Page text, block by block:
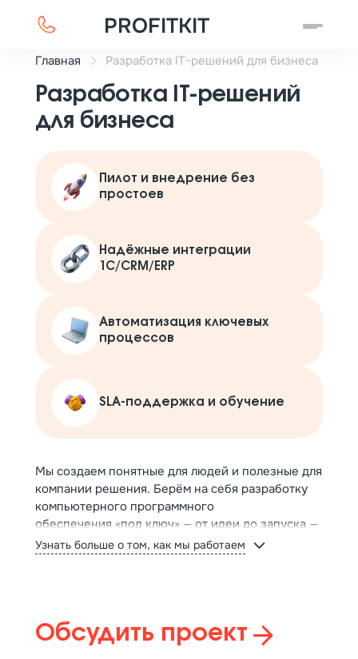
PROFITKIT
Главная Разработка IT-решений для бизнеса
Разработка IT-решений
для бизнеса
Пилот и внедрение без
простоев
Надёжные интеграции
1С/CRM/ERP
Автоматизация ключевых
процессов
SLA‑поддержка и обучение
Мы создаем понятные для людей и полезные для
компании решения. Берём на себя разработку
компьютерного программного
обеспечения «под ключ» — от идеи до запуска —
и превращаем хаотичные процессы в
работающие решения.
потом архитектура и план. Бюджеты —
прозрачные, договорённости — чёткие,
Узнать больше о том, как мы работаем
Обсудить проект